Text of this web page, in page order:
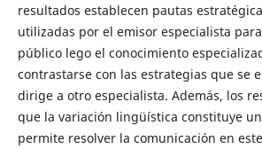
resultados establecen pautas
utilizadas por el emisor especialista
público lego el conocimiento
contrastarse con las estrategias que se
dirige a otro especialista. Además, los
que la variación lingüística constituye
permite resolver la comunicación en